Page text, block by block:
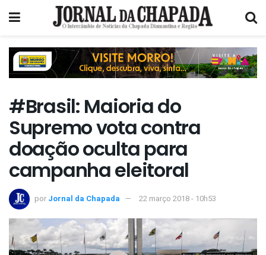
#Brasil: Maioria do
Supremo vota contra
doação oculta para
campanha eleitoral
por Jornal da Chapada 22 março 2018 - 10h53